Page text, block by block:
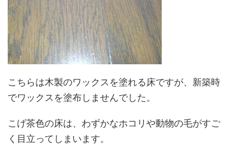
こちらは木製のワックスを塗れる床ですが、新築時
でワックスを塗布しませんでした。
こげ茶色の床は、わずかなホコリや動物の毛がすご
く目立ってしまいます。